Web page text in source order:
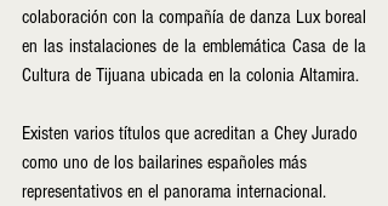
colaboración con la compañía de danza Lux boreal
en las instalaciones de la emblemática Casa de la
Cultura de Tijuana ubicada en la colonia Altamira.
Existen varios títulos que acreditan a Chey Jurado
como uno de los bailarines españoles más
representativos en el panorama internacional.